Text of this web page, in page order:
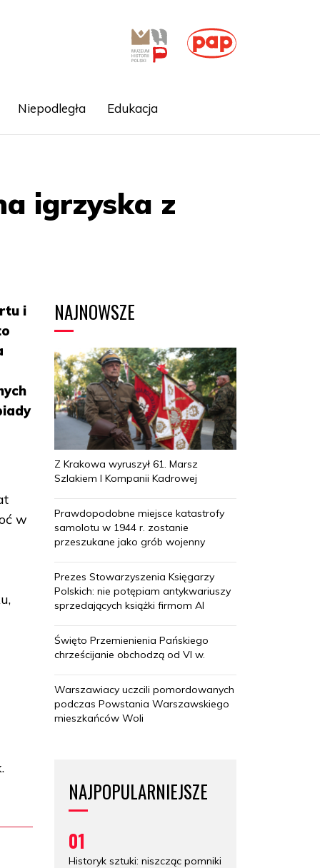
Niepodległa Edukacja
igrzyska z
i
w
NAJNOWSZE
Z Krakowa wyruszył 61. Marsz
Szlakiem I Kompanii Kadrowej
Prawdopodobne miejsce katastrofy
samolotu w 1944 r. zostanie
przeszukane jako grób wojenny
Prezes Stowarzyszenia Księgarzy
Polskich: nie potępiam antykwariuszy
sprzedających książki firmom AI
Święto Przemienienia Pańskiego
chrześcijanie obchodzą od VI w.
Warszawiacy uczcili pomordowanych
podczas Powstania Warszawskiego
mieszkańców Woli
NAJPOPULARNIEJSZE
01
Historyk sztuki: niszcząc pomniki